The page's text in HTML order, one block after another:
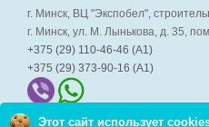
г. Минск, ВЦ "Экспобел",
г. Минск, ул. М. Лынькова, д. 35,
+375 (29) 110-46-46 (А1)
+375 (29) 373-90-16 (A1)
Этот сайт использует